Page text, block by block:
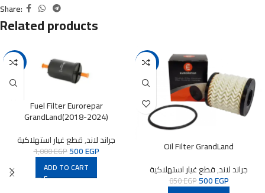
Share:
Related products
-50%
Fuel Filter Eurorepar
GrandLand(2018-2024)
جراند لاند,قطع غيار استهلاكية
1,000EGP500EGP
ADD TO CART
-41%
Oil Filter GrandLand
جراند لاند,قطع غيار استهلاكية
850EGP500EGP